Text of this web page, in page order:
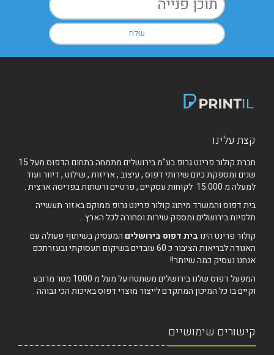
קצת עלינו
חברת קולור פרינט גרופ בע"מ בירושלים מתמחה בתחום הדפוס מעל 15
שנים ומספקת כיום שירותי דפוס , עיצוב , אריזות , שילוט , דיוור ועוד
למעלה מ 15.000 לקוחות עסקיים , פרטיים ורשתות בפריסה ארצית .
בית דפוס והמשרד מיתוג קולור פרינט גרופ ממוקם באזור תעשייה
תלפיות בירושלים ומספק שירות וסחורה לכל הארץ .
קולור פרינט הינובית דפוס בירושליםהמעסיק בשיתוף פעולה עם
האגודה לבריאות הציבור כ 60 עובדים בשיקום תעסוקתי ובעזרתכם
אנחנו נעסיק כמה שיותר!!
המפעל דפוס שלנו בירושלים משתטח על מעל מ 1000 מטר מרובע
וקיים בו כל המיכון המתקדם לייצור מוצרי דפוס באיכות הכי גבוהה .
קישורים שימושיים